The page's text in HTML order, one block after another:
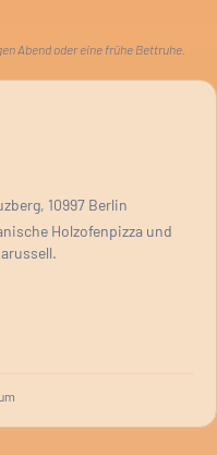
Abend oder eine frühe Bettruhe.
10997 Berlin
Holzofenpizza und